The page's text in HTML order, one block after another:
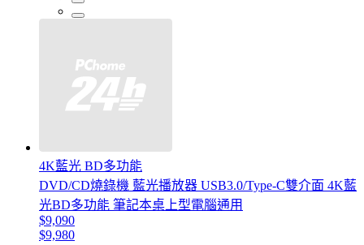
4K藍光 BD多功能
DVD/CD燒錄機 藍光播放器 USB3.0/Type-C雙介面 4K藍
光BD多功能 筆記本桌上型電腦通用
$9,090
$9,980